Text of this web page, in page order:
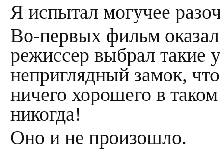
Я испытал могучее
Во-первых фильм
режиссер выбрал такие
неприглядный замок,
ничего хорошего в
никогда!
Оно и не произошло.